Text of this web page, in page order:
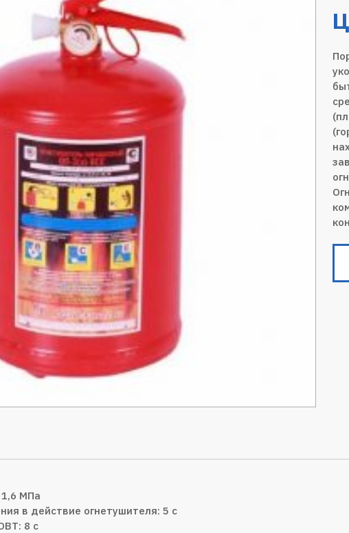
1,6 МПа
в действие огнетушителя: 5 с
8 с